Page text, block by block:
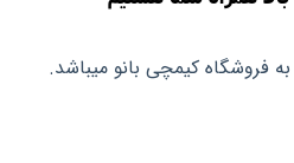
فروشگاه کیمچی بانو میباشد.